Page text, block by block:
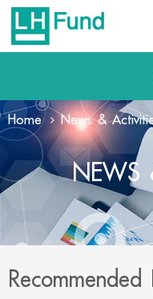
NEWS
Home News &
Recommended